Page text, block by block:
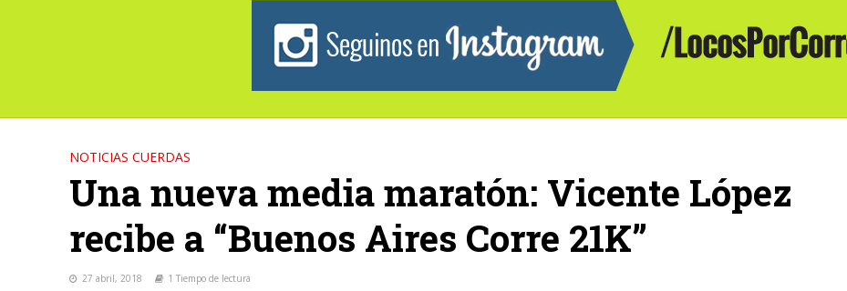
NOTICIAS CUERDAS
Una nueva media maratón: Vicente López
recibe a “Buenos Aires Corre 21K”
27 abril, 2018 1 Tiempo de lectura